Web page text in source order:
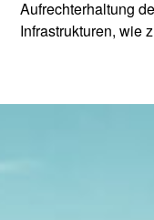
Aufrechterhaltung
Infrastrukturen, wie